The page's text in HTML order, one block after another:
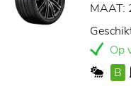
MAAT:
Op
B